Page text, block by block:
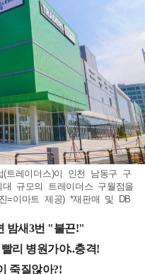
트레이더스)이 인천 남동구 구
규모의 트레이더스 구월점을
=이마트 제공) *재판매 및 DB